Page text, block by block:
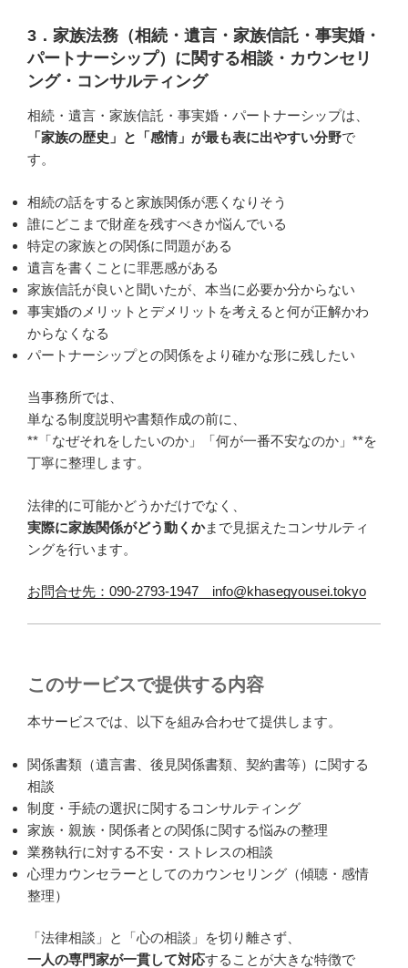
3．家族法務（相続・遺言・家族信託・事実婚・
パートナーシップ）に関する相談・カウンセリ
ング・コンサルティング
相続・遺言・家族信託・事実婚・パートナーシップは、
「家族の歴史」と「感情」が最も表に出やすい分野で
す。
相続の話をすると家族関係が悪くなりそう
誰にどこまで財産を残すべきか悩んでいる
特定の家族との関係に問題がある
遺言を書くことに罪悪感がある
家族信託が良いと聞いたが、本当に必要か分からない
事実婚のメリットとデメリットを考えると何が正解かわ
からなくなる
パートナーシップとの関係をより確かな形に残したい
当事務所では、
単なる制度説明や書類作成の前に、
**「なぜそれをしたいのか」「何が一番不安なのか」**を
丁寧に整理します。
法律的に可能かどうかだけでなく、
実際に家族関係がどう動くかまで見据えたコンサルティ
ングを行います。
お問合せ先：090-2793-1947 info@khasegyousei.tokyo
このサービスで提供する内容
本サービスでは、以下を組み合わせて提供します。
関係書類（遺言書、後見関係書類、契約書等）に関する
相談
制度・手続の選択に関するコンサルティング
家族・親族・関係者との関係に関する悩みの整理
業務執行に対する不安・ストレスの相談
心理カウンセラーとしてのカウンセリング（傾聴・感情
整理）
「法律相談」と「心の相談」を切り離さず、
一人の専門家が一貫して対応することが大きな特徴で